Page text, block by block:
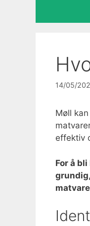
14/05/
Møll
effektiv
For å